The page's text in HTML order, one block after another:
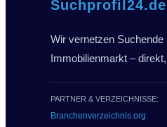
Suchprofil24.de
Wir vernetzen Suchende
Immobilienmarkt –
PARTNER & VERZEICHNISSE:
Branchenverzeichnis.org